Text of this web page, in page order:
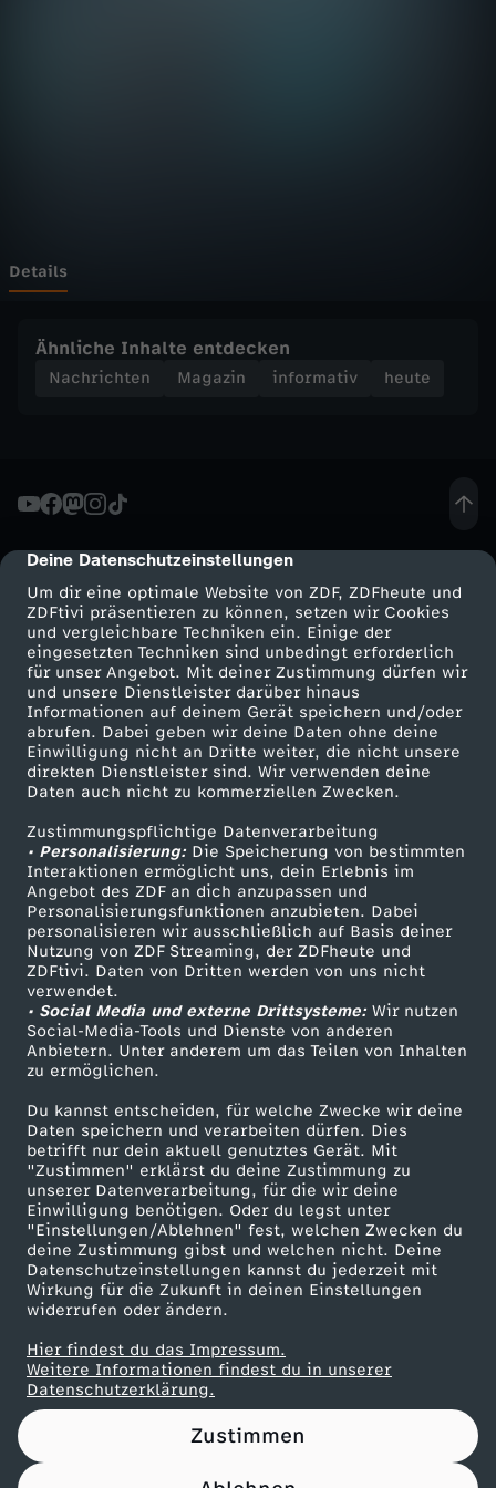
cmp-dialog-description
Deine Datenschutzeinstellungen
Um dir eine optimale Website von ZDF, ZDFheute und
ZDFtivi präsentieren zu können, setzen wir Cookies
und vergleichbare Techniken ein. Einige der
eingesetzten Techniken sind unbedingt erforderlich
für unser Angebot. Mit deiner Zustimmung dürfen wir
und unsere Dienstleister darüber hinaus
Informationen auf deinem Gerät speichern und/oder
abrufen. Dabei geben wir deine Daten ohne deine
Einwilligung nicht an Dritte weiter, die nicht unsere
direkten Dienstleister sind. Wir verwenden deine
Daten auch nicht zu kommerziellen Zwecken.
Zustimmungspflichtige Datenverarbeitung
• Personalisierung:Die Speicherung von bestimmten
Interaktionen ermöglicht uns, dein Erlebnis im
Angebot des ZDF an dich anzupassen und
Personalisierungsfunktionen anzubieten. Dabei
personalisieren wir ausschließlich auf Basis deiner
Nutzung von ZDF Streaming, der ZDFheute und
ZDFtivi. Daten von Dritten werden von uns nicht
verwendet.
• Social Media und externe Drittsysteme:Wir nutzen
Social-Media-Tools und Dienste von anderen
Anbietern. Unter anderem um das Teilen von Inhalten
zu ermöglichen.
Du kannst entscheiden, für welche Zwecke wir deine
Daten speichern und verarbeiten dürfen. Dies
betrifft nur dein aktuell genutztes Gerät. Mit
"Zustimmen" erklärst du deine Zustimmung zu
unserer Datenverarbeitung, für die wir deine
Einwilligung benötigen. Oder du legst unter
"Einstellungen/Ablehnen" fest, welchen Zwecken du
deine Zustimmung gibst und welchen nicht. Deine
Datenschutzeinstellungen kannst du jederzeit mit
Wirkung für die Zukunft in deinen Einstellungen
widerrufen oder ändern.
Hier findest du das Impressum.
Weitere Informationen findest du in unserer
Datenschutzerklärung.
Zustimmen
t
S
n
d
u
n
g
v
o
m
2
9
.
1
1
.
2
0
2
4
Details
Ähnliche Inhalte entdecken
Nachrichten Magazin informativ heute
Mehr ZDF
ZDF-Apps
Smart TV
ZDFtext
Livestreams
Sendungen A-Z
TV-Programm
Service
ZDFmitreden
Kontakt zum ZDF
Tickets
Zuschauerservice
Hilfe
ZDF Unternehmen
Karriere
ZDF goes Schule
Werbefernsehen
Mainzelmännchen
Partner